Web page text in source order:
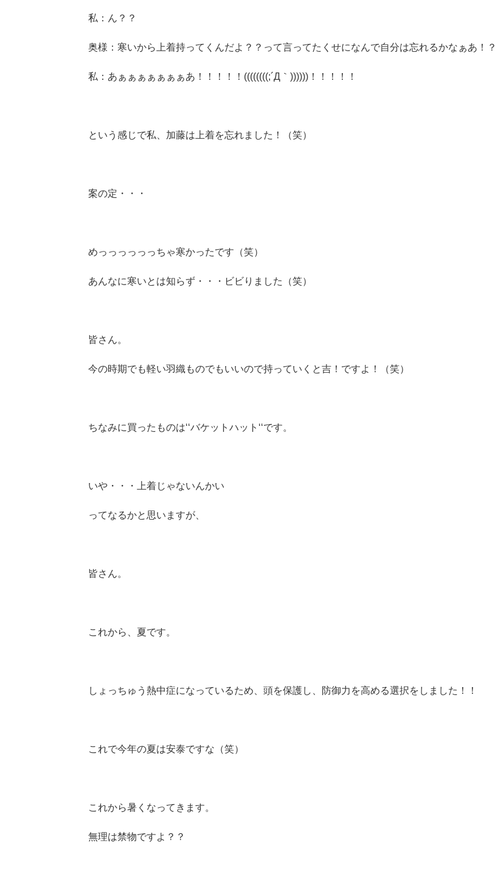
私：ん？？
奥様：寒いから上着持ってくんだよ？？って言ってたくせになんで自分は忘れるかなぁあ！？
私：あぁぁぁぁぁぁぁあ！！！！！((((((((;´Д｀))))))！！！！！
という感じで私、加藤は上着を忘れました！（笑）
案の定・・・
めっっっっっっちゃ寒かったです（笑）
あんなに寒いとは知らず・・・ビビりました（笑）
皆さん。
今の時期でも軽い羽織ものでもいいので持っていくと吉！ですよ！（笑）
ちなみに買ったものは‘‘バケットハット‘‘です。
いや・・・上着じゃないんかい
ってなるかと思いますが、
皆さん。
これから、夏です。
しょっちゅう熱中症になっているため、頭を保護し、防御力を高める選択をしました！！
これで今年の夏は安泰ですな（笑）
これから暑くなってきます。
無理は禁物ですよ？？